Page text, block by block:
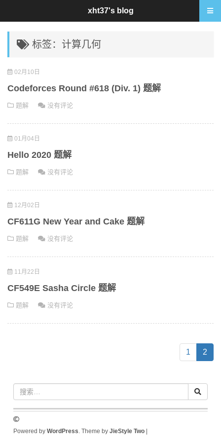
标签：计算几何
02月10日
Codeforces Round #618 (Div. 1) 题解
题解 没有评论
01月04日
Hello 2020 题解
题解 没有评论
12月02日
CF611G New Year and Cake 题解
题解 没有评论
11月22日
CF549E Sasha Circle 题解
题解 没有评论
1 2
Powered by WordPress. Theme by JieStyle Two|
xht37's blog